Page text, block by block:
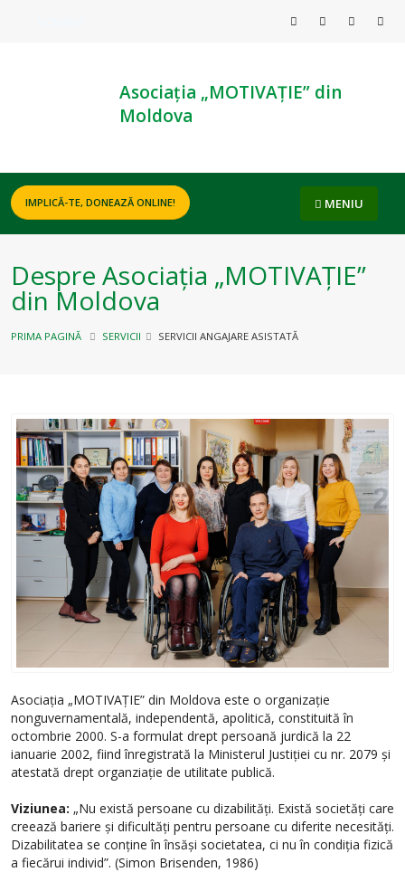
Asociația „MOTIVAȚIE” din
Moldova
IMPLICĂ-TE, DONEAZĂ ONLINE! MENIU
Despre Asociația „MOTIVAȚIE”
din Moldova
PRIMA PAGINĂ SERVICII SERVICII ANGAJARE ASISTATĂ
Asociația „MOTIVAȚIE” din Moldova este o organizație
nonguvernamentală, independentă, apolitică, constituită în
octombrie 2000. S-a formulat drept persoană jurdică la 22
ianuarie 2002, fiind înregistrată la Ministerul Justiției cu nr. 2079 și
atestată drept organziație de utilitate publică.
Viziunea: „Nu există persoane cu dizabilități. Există societăți care
creează bariere și dificultăți pentru persoane cu diferite necesități.
Dizabilitatea se conține în însăși societatea, ci nu în condiția fizică
a fiecărui individ”. (Simon Brisenden, 1986)